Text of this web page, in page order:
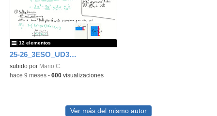
25-26_3ESO_UD3_Polinomios
subido por Mario C.
12 elementos
-hace 9 meses - 600 visualizaciones
Ver más del mismo autor